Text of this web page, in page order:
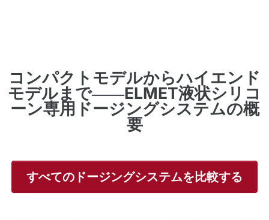
コンパクトモデルからハイエンド
モデルまで――ELMET液状シリコ
ーン専用ドージングシステムの概
要
すべてのドージングシステムを比較する